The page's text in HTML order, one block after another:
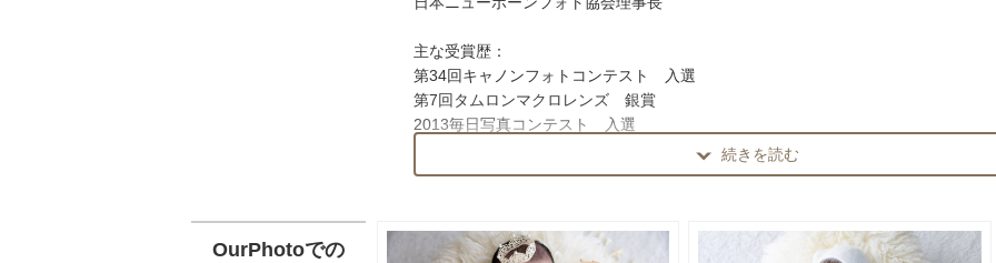
紹介しきれない写真はこちらInstagramでご覧ください。
https://www.instagram.com/photoboo_ins
Q1.いつぐらいに予約すればよいですか。
A1.産後すぐのご予約をおすすめしております。
また1ヶ月過ぎられてもおくるみにくるんでの撮影も可能です。
主な受賞歴：
第34回キャノンフォトコンテスト 入選
第7回タムロンマクロレンズ 銀賞
2013毎日写真コンテスト 入選
よみうり風景写真コンテスト 入選
その他300以上の賞多数
続きを読む
OurPhotoでの